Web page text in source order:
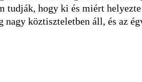
tudják, hogy ki és miért
köztiszteletben áll, és az